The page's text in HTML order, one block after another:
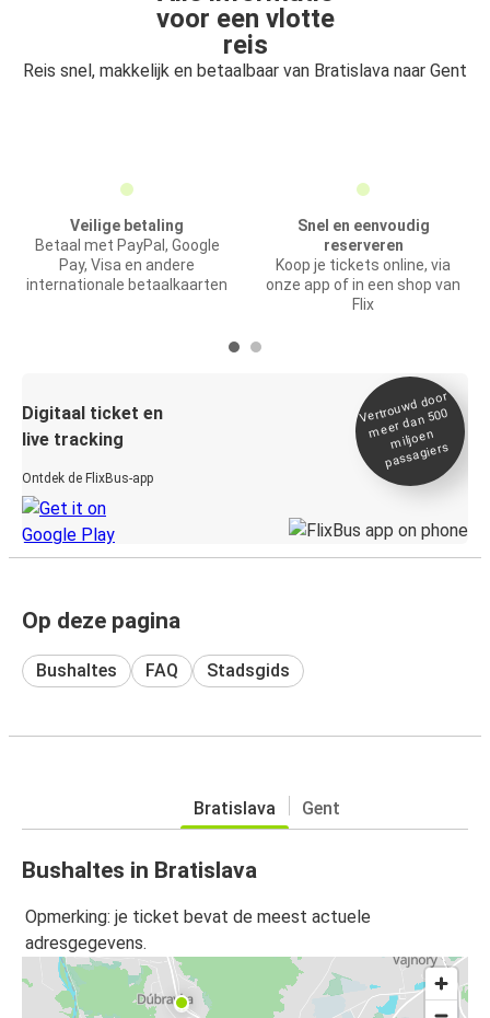
voor een vlotte
reis
Reis snel, makkelijk en betaalbaar van Bratislava naar Gent
Veilige betaling
Betaal met PayPal, Google
Pay, Visa en andere
internationale betaalkaarten
Snel en eenvoudig
reserveren
Koop je tickets online, via
onze app of in een shop van
Flix
Digitaal ticket en
live tracking
Ontdek de FlixBus-app
Vertrou
wd door
meer dan 500
miljoen
passagiers
Op deze pagina
Bushaltes FAQ Stadsgids
Bratislava Gent
Bushaltes in Bratislava
Opmerking: je ticket bevat de meest actuele
adresgegevens.